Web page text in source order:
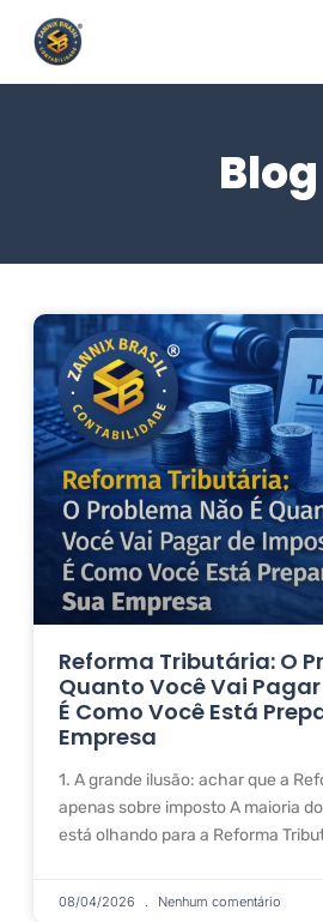
Blog
Reforma Tributária: O
Quanto Você Vai
É Como Você Está
Empresa
1. A grande ilusão: achar que a
apenas sobre imposto A maioria
está olhando para a Reforma
08/04/2026 Nenhum comentário